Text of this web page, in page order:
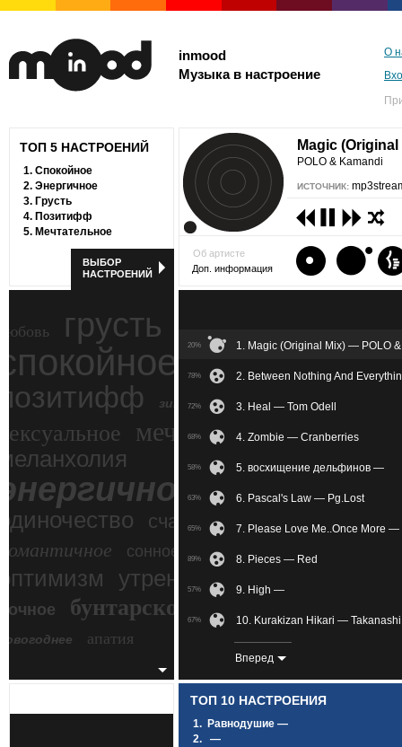
inmood
Музыка в настроение
О
ТОП 5 НАСТРОЕНИЙ
1. Спокойное
2. Энергичное
3. Грусть
4. Позитифф
5. Мечтательное
ВЫБОР
НАСТРОЕНИЙ
грусть
ностальгия
зимний экстрим
мечтательное
счастье
сонное
утреннее злость
бунтарское
беспокойное
апатия
Magic
POLO & Kamandi
ИСТОЧНИК:
Об артисте
Доп. информация
20% 1. Magic (Original Mix) — POLO
78% 2. Between Nothing And
72% 3. Heal — Tom Odell
68% 4. Zombie — Cranberries
58% 5. восхищение дельфинов —
63% 6. Pascal's Law — Pg.Lost
65% 7. Please Love Me..Once More —
89% 8. Pieces — Red
57% 9. High —
67% 10. Kurakizan Hikari —
11. Save Me (zaycev.net) —
87% 12. Comptine D'ete N-2 — Yann
60%
Вперед
ТОП 10 НАСТРОЕНИЯ
1. Равнодушие —
2.
—